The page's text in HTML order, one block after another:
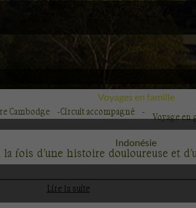
Voyage
Népal
Voyage
Indonésie
Voyages en famille
Cambodge Circuit accompagné
Voyage en
la fois d'une histoire douloureuse et
khmère, est un chef-d'œuvre du
Lire la suite